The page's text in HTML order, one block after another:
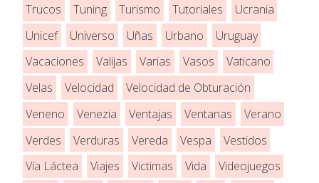
Trucos
Tuning Turismo Tutoriales
Ucrania
Unicef
Universo Uñas Urbano
Uruguay
Vacaciones
Valijas Varias Vasos
Vaticano
Velas
Velocidad
Velocidad de Obturación
Veneno
Venezia Ventajas Ventanas
Verano
Verdes
Verduras Vereda Vespa
Vestidos
Vía Láctea
Viajes Victimas Vida
Videojuegos